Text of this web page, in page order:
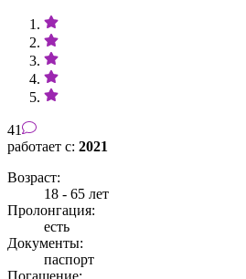
41
работает с: 2021
Возраст:
18 - 65 лет
Пролонгация:
есть
Документы:
паспорт
Погашение: